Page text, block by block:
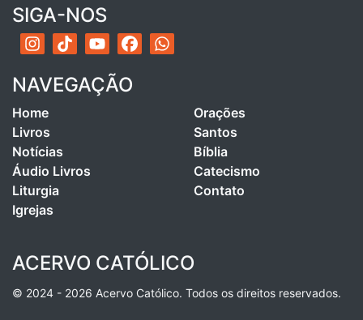
SIGA-NOS
NAVEGAÇÃO
Home
Livros
Notícias
Áudio Livros
Liturgia
Igrejas
Orações
Santos
Bíblia
Catecismo
Contato
ACERVO CATÓLICO
© 2024 - 2026 Acervo Católico. Todos os direitos reservados.